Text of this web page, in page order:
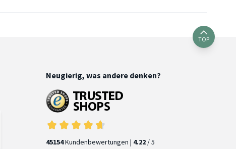
TOP
Neugierig, was andere denken?
45154Kundenbewertungen | 4.22 / 5